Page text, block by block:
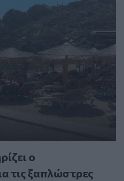
ο
τις ξαπλώστρες